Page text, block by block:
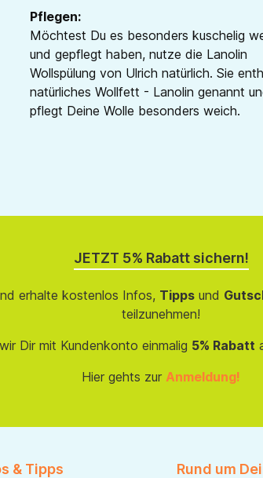
Pflegen:
Möchtest Du es besonders kuschelig
und gepflegt haben, nutze die Lanolin
Wollspülung von Ulrich natürlich. Sie
natürliches Wollfett - Lanolin genannt
pflegt Deine Wolle besonders weich.
JETZT 5% Rabatt sichern!
erhalte kostenlos Infos, Tippsund
teilzunehmen!
Dir mit Kundenkonto einmalig 5% Rabatt
Hier gehts zur Anmeldung!
& Tipps Rund um